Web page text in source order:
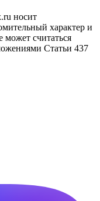
носит
характер и
может считаться
Статьи 437